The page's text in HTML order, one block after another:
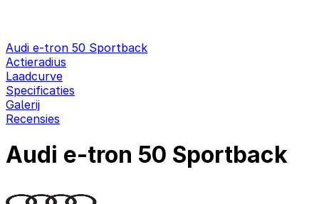
Audi e-tron 50 Sportback
Actieradius
Laadcurve
Specificaties
Galerij
Recensies
Audi e-tron 50 Sportback